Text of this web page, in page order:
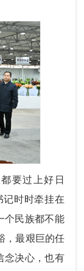
要过上好日
记时时牵挂在
个民族都不能
，最艰巨的任
决心，也有